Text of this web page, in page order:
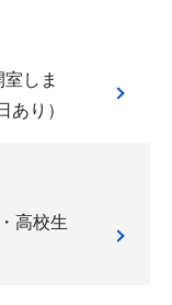
しま
あり）
高校生